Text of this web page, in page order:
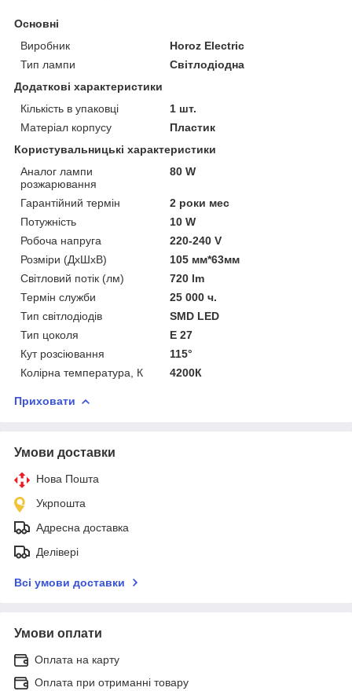
Основні
Виробник
Horoz Electric
Тип лампи
Світлодіодна
Додаткові характеристики
Кількість в упаковці
1 шт.
Матеріал корпусу
Пластик
Користувальницькі характеристики
Аналог лампи
розжарювання
80 W
Гарантійний термін
2 роки мес
Потужність
10 W
Робоча напруга
220-240 V
Розміри (ДхШхВ)
105 мм*63мм
Світловий потік (лм)
720 lm
Термін служби
25 000 ч.
Тип світлодіодів
SMD LED
Тип цоколя
Е 27
Кут розсіювання
115°
Колірна температура, К
4200К
Приховати
Умови доставки
Нова Пошта
Укрпошта
Адресна доставка
Делівері
Всі умови доставки
Умови оплати
Оплата на карту
Оплата при отриманні товару